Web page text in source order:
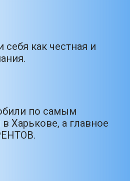
как честная и
по самым
Харькове, а главное